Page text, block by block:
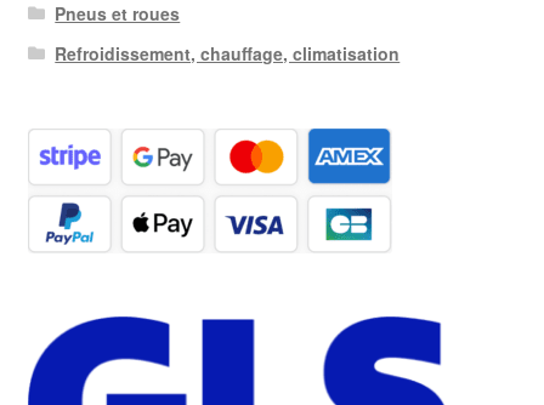
Pneus et roues
Refroidissement, chauffage, climatisation